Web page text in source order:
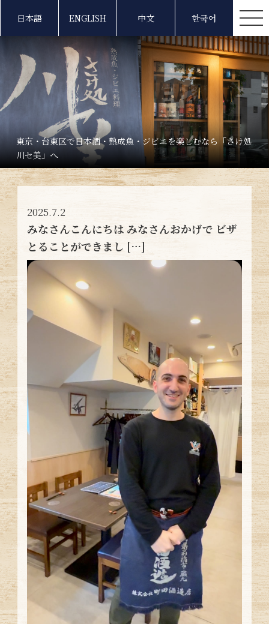
日本語 ENGLISH 中文 한국어
東京・台東区で日本酒・熟成魚・ジビエを楽しむなら「さけ処
川セ美」へ
2025.7.2
みなさんこんにちは みなさんおかげで ビザ
とることができまし […]